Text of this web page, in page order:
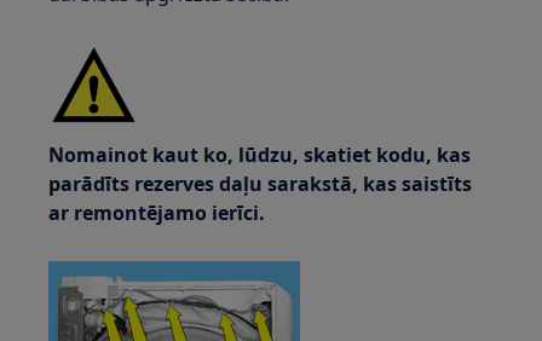
Nomainot kaut ko, lūdzu, skatiet kodu, kas
parādīts rezerves daļu sarakstā, kas saistīts
ar remontējamo ierīci.